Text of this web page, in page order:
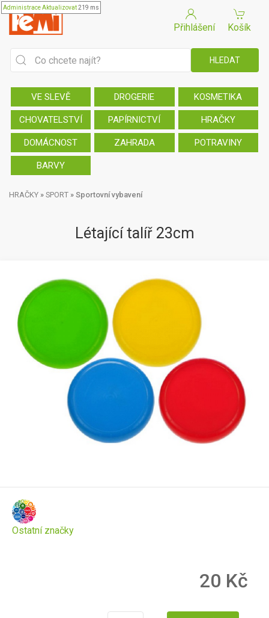
AdministraceAktualizovat219 ms
Přihlášení Košík
VE SLEVĚ DROGERIE KOSMETIKA
CHOVATELSTVÍ PAPÍRNICTVÍ HRAČKY
DOMÁCNOST ZAHRADA POTRAVINY
BARVY
HRAČKY » SPORT » Sportovní vybavení
Létající talíř 23cm
Ostatní značky
20 Kč